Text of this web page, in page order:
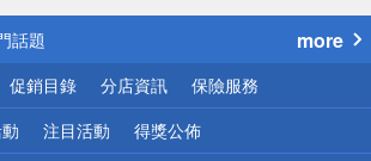
公告
話題
優惠
地區配送
網頁！請小心！
more
促銷目錄 分店資訊 保險服務
注目活動 得獎公佈